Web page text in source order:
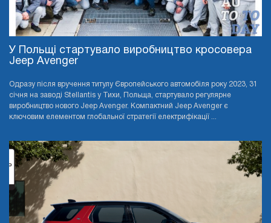
У Польщі стартувало виробництво кросовера
Jeep Avenger
Одразу після вручення титулу Європейського автомобіля року 2023, 31
січня на заводі Stellantis у Тихи, Польща, стартувало регулярне
виробництво нового Jeep Avenger. Компактний Jeep Avenger є
ключовим елементом глобальної стратегії електрифікації ...